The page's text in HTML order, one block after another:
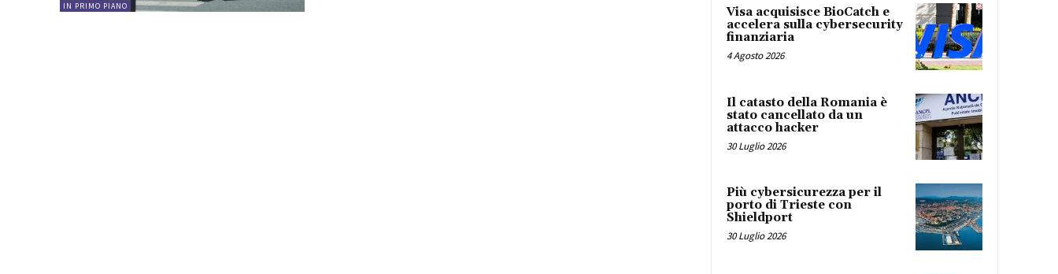
IN PRIMO PIANO
Visa acquisisce BioCatch e
accelera sulla cybersecurity
finanziaria
4 Agosto 2026
Il catasto della Romania è
stato cancellato da un
attacco hacker
30 Luglio 2026
Più cybersicurezza per il
porto di Trieste con
Shieldport
30 Luglio 2026